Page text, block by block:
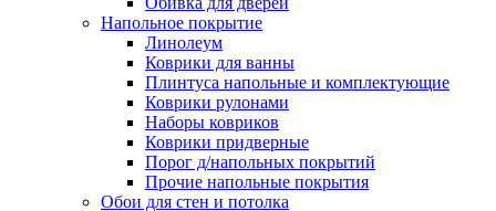
Напольное покрытие
Линолеум
Коврики для ванны
Плинтуса напольные и комплектующие
Коврики рулонами
Наборы ковриков
Коврики придверные
Порог д/напольных покрытий
Прочие напольные покрытия
Обои для стен и потолка